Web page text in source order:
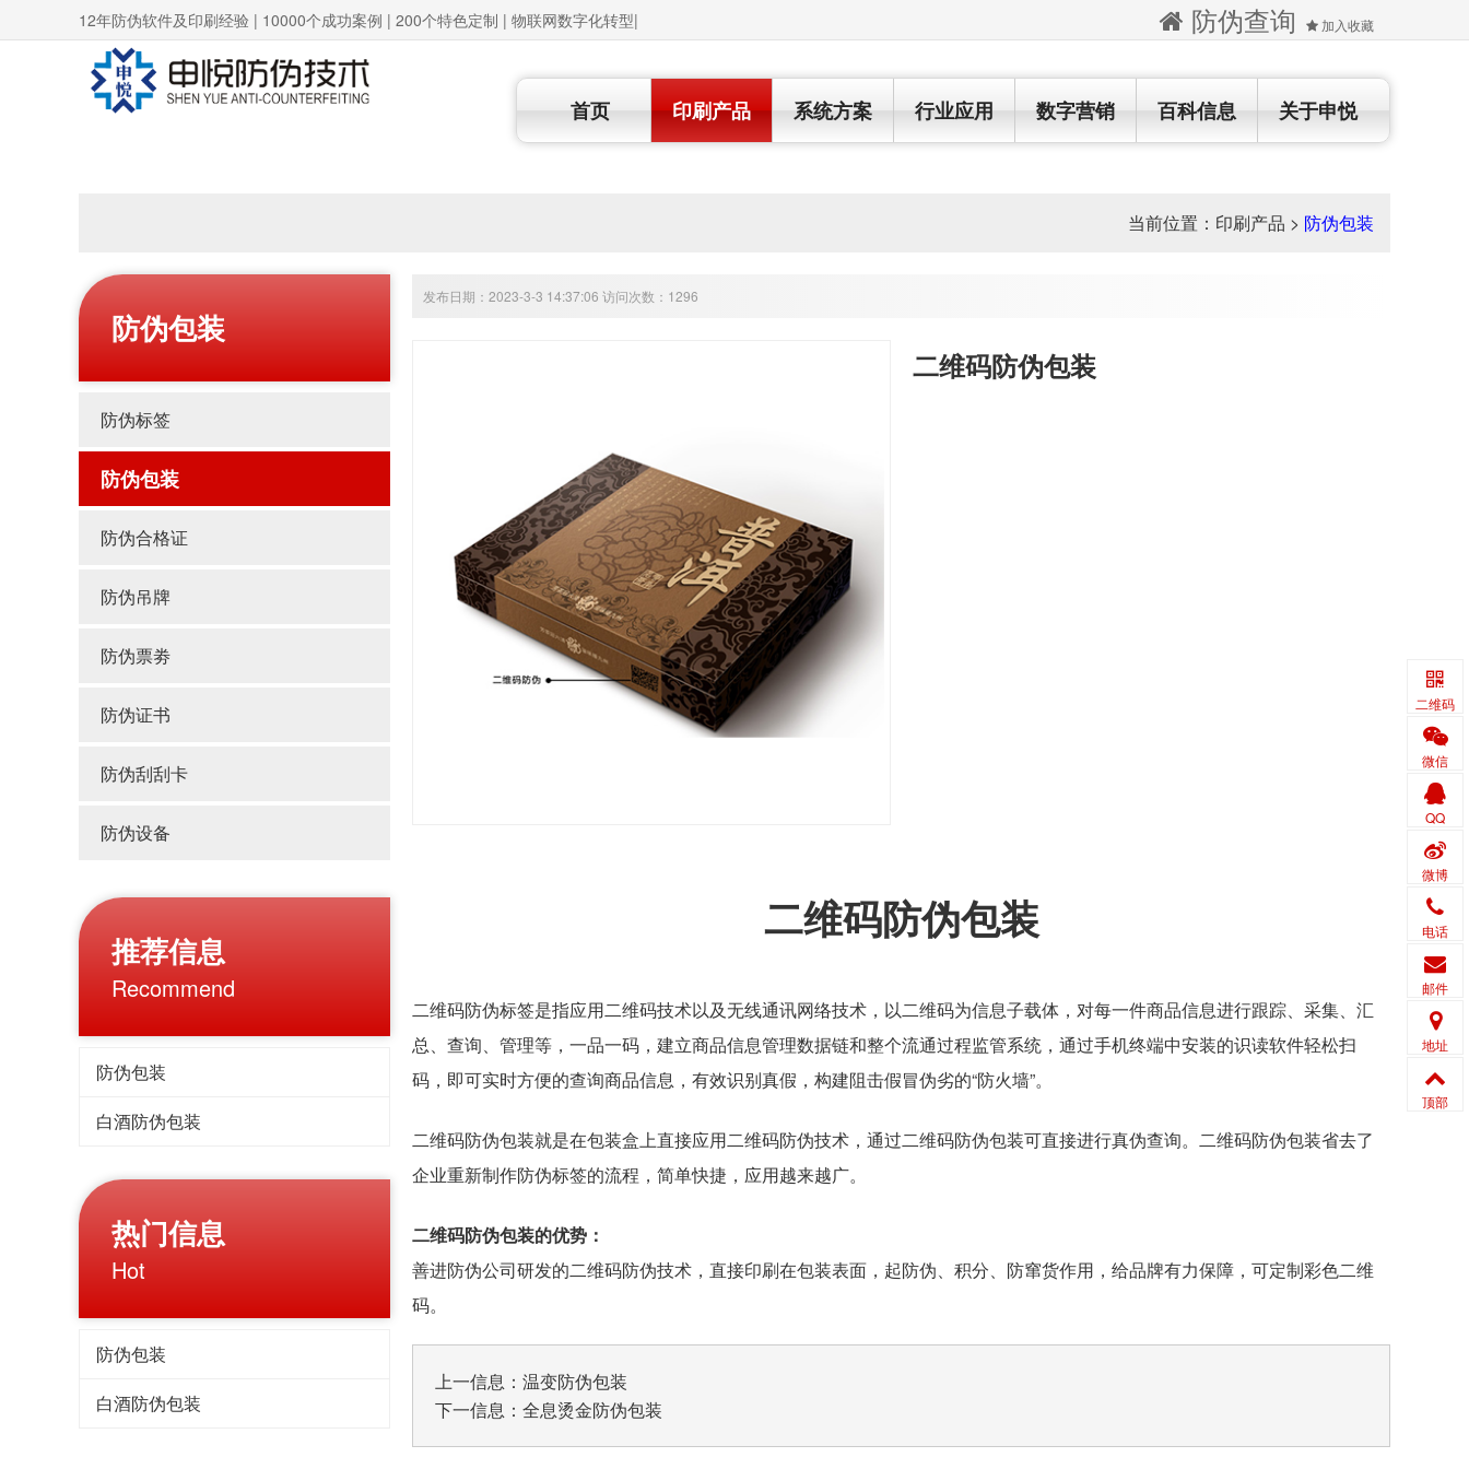
12年防伪软件及印刷经验 | 10000个成功案例 | 200个特色定制 | 物联网数字化转型| 防伪查询 加入收藏
关于申悦
百科信息
数字营销
行业应用
系统方案
印刷产品
首页
当前位置： 印刷产品 > 防伪包装
防伪包装
防伪标签
防伪包装
防伪合格证
防伪吊牌
防伪票劵
防伪证书
防伪刮刮卡
防伪设备
推荐信息
Recommend
防伪包装
白酒防伪包装
热门信息
Hot
防伪包装
白酒防伪包装
发布日期：2023-3-3 14:37:06 访问次数：1296
二维码防伪包装
二维码防伪包装
二维码防伪标签是指应用二维码技术以及无线通讯网络技术，以二维码为信息子载体，对每一件商品信息进行跟踪、采集、汇
总、查询、管理等，一品一码，建立商品信息管理数据链和整个流通过程监管系统，通过手机终端中安装的识读软件轻松扫
码，即可实时方便的查询商品信息，有效识别真假，构建阻击假冒伪劣的“防火墙”。
二维码防伪包装就是在包装盒上直接应用二维码防伪技术，通过二维码防伪包装可直接进行真伪查询。二维码防伪包装省去了
企业重新制作防伪标签的流程，简单快捷，应用越来越广。
二维码防伪包装的优势：
善进防伪公司研发的二维码防伪技术，直接印刷在包装表面，起防伪、积分、防窜货作用，给品牌有力保障，可定制彩色二维
码。
上一信息： 温变防伪包装
下一信息： 全息烫金防伪包装
二维码
微信
QQ
微博
电话
邮件
地址
顶部